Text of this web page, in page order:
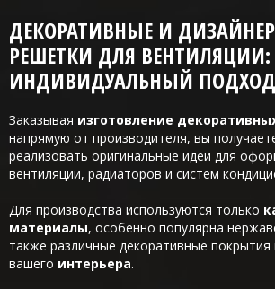
ДЕКОРАТИВНЫЕ И
РЕШЕТКИ ДЛЯ ВЕНТИЛЯЦИИ:
ИНДИВИДУАЛЬНЫЙ ПОДХОД
Заказывая изготовление
напрямую от производителя, вы
реализовать оригинальные идеи для
вентиляции, радиаторов и систем
Для производства используются только
материалы, особенно популярна
также различные декоративные покрытия
вашего интерьера.